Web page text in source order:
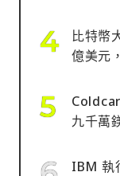
比特幣
億美元
九千萬
IBM 執